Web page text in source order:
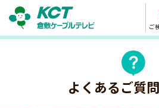
ご
よくあるご質